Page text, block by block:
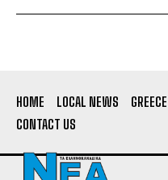
HOME LOCAL NEWS GREECE
CONTACT US